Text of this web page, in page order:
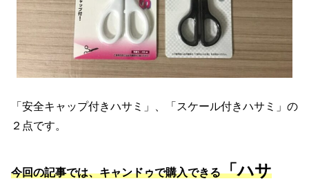
「安全キャップ付きハサミ」、「スケール付きハサミ」の
２点です。
今回の記事では、キャンドゥで購入できる「ハサ